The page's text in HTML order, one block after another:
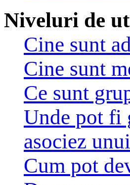
Niveluri de
Cine sunt
Cine sunt
Ce sunt
Unde pot fi
asociez
Cum pot